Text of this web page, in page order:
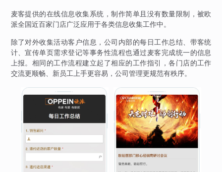
麦客提供的在线信息收集系统，制作简单且没有数量限制，被欧
派全国近百家门店广泛应用于各类信息收集工作中。
除了对外收集活动客户信息，公司内部的每日工作总结、带客统
计、宣传单页需求登记等事务性流程也通过麦客完成统一的信息
上报。相同的工作流程建立起了相应的工作指引，各门店的工作
交流更顺畅、新员工上手更容易，公司管理更规范有秩序。